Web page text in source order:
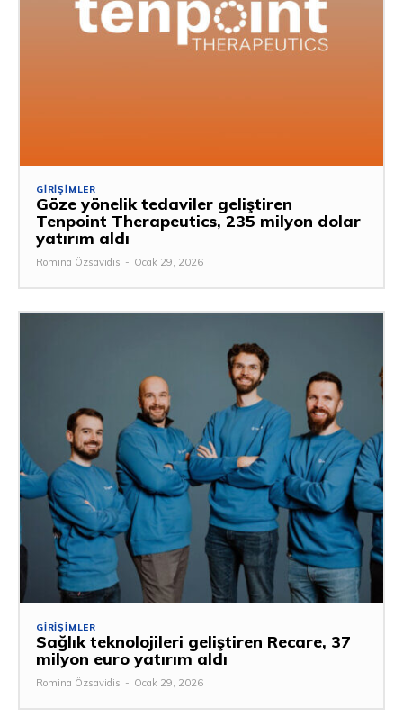
GIRIŞIMLER
Göze yönelik tedaviler geliştiren
Tenpoint Therapeutics, 235 milyon dolar
yatırım aldı
Romina Özsavidis - Ocak 29, 2026
GIRIŞIMLER
Sağlık teknolojileri geliştiren Recare, 37
milyon euro yatırım aldı
Romina Özsavidis - Ocak 29, 2026